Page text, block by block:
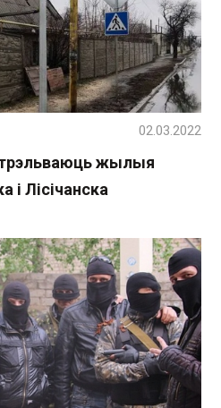
жылыя
і Лісічанска
02.03.2022